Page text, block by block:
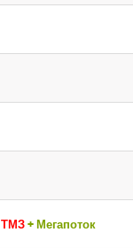
ТМЗ+ Мегапоток